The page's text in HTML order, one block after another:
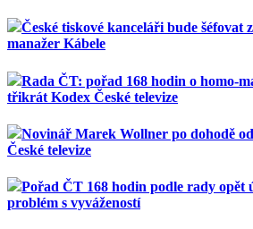
České tiskové kanceláři bude šéfovat
manažer Kábele
Rada ČT: pořad 168 hodin o homo-
třikrát Kodex České televize
Novinář Marek Wollner po dohodě
České televize
Pořad ČT 168 hodin podle rady opět
problém s vyvážeností